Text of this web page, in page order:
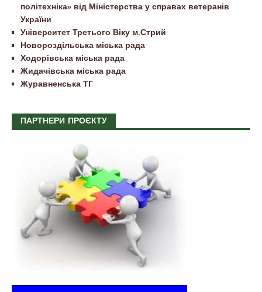
політехніка» від Міністерства у справах ветеранів
України
Університет Третього Віку м.Стрий
Новороздільська міська рада
Ходорівська міська рада
Жидачівська міська рада
Журавненська ТГ
ПАРТНЕРИ ПРОЄКТУ